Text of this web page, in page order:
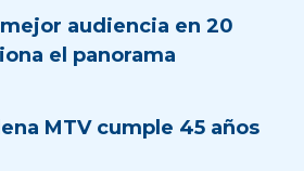
audiencia en 20
el panorama
MTV cumple 45 años